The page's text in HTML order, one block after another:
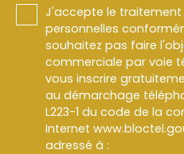
J'accepte le
personnelles
souhaitez pas faire
commerciale par voie
vous inscrire
au démarchage
L223-1 du code de la
Internet
adressé à :